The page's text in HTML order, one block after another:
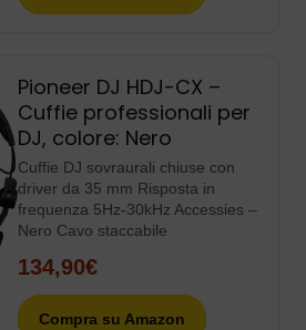
Pioneer DJ HDJ-CX –
Cuffie professionali per
DJ, colore: Nero
Cuffie DJ sovraurali chiuse con
driver da 35 mm Risposta in
frequenza 5Hz-30kHz Accessies –
Nero Cavo staccabile
134,90€
Compra su Amazon